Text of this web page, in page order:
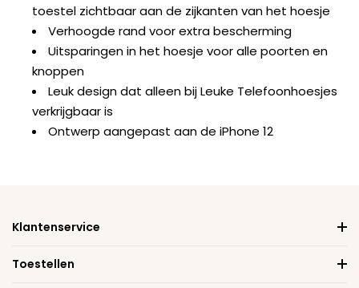
toestel zichtbaar aan de zijkanten van het hoesje
Verhoogde rand voor extra bescherming
Uitsparingen in het hoesje voor alle poorten en
knoppen
Leuk design dat alleen bij Leuke Telefoonhoesjes
verkrijgbaar is
Ontwerp aangepast aan de iPhone 12
Klantenservice
Toestellen